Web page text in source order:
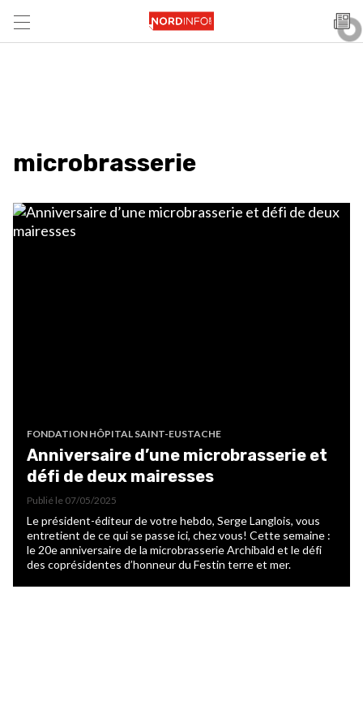
microbrasserie
FONDATION HÔPITAL SAINT-EUSTACHE
Anniversaire d’une microbrasserie et
défi de deux mairesses
Publié le 07/05/2025
Le président-éditeur de votre hebdo, Serge Langlois, vous
entretient de ce qui se passe ici, chez vous! Cette semaine :
le 20e anniversaire de la microbrasserie Archibald et le défi
des coprésidentes d’honneur du Festin terre et mer.